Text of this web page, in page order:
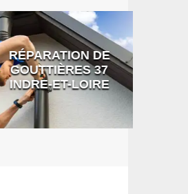
RÉPARATION DE
GOUTTIÈRES 37
INDRE-ET-LOIRE